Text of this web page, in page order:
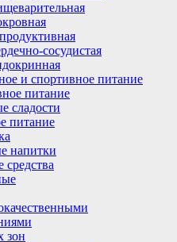
сосудистая
и спортивное питание
питание
сладости
питание
напитки
зон